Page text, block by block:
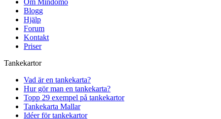
Om Mindomo
Blogg
Hjälp
Forum
Kontakt
Priser
Tankekartor
Vad är en tankekarta?
Hur gör man en tankekarta?
Topp 29 exempel på tankekartor
Tankekarta Mallar
Idéer för tankekartor